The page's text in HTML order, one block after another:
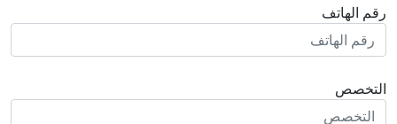
رقم الهاتف
التخصص